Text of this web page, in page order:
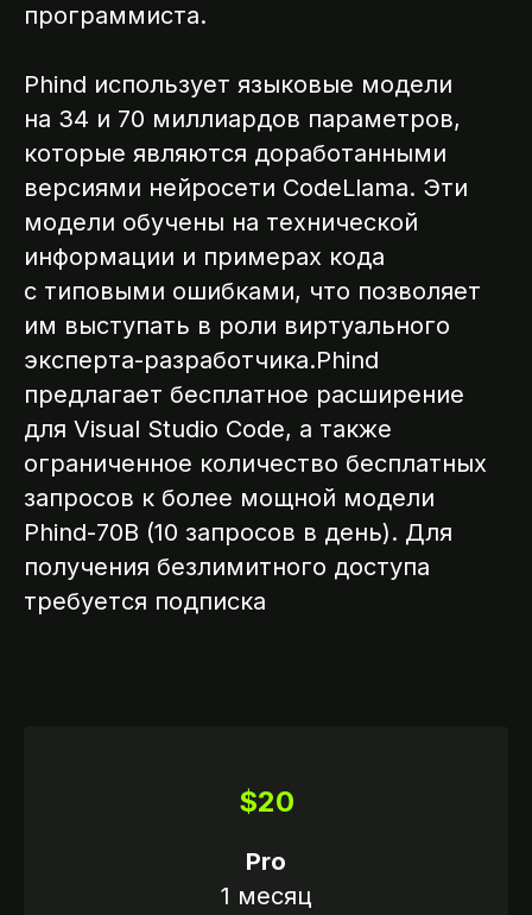
программиста.
Phind использует языковые модели
на 34 и 70 миллиардов параметров,
которые являются доработанными
версиями нейросети CodeLlama. Эти
модели обучены на технической
информации и примерах кода
с типовыми ошибками, что позволяет
им выступать в роли виртуального
эксперта-разработчика.Phind
предлагает бесплатное расширение
для Visual Studio Code, а также
ограниченное количество бесплатных
запросов к более мощной модели
Phind-70B (10 запросов в день). Для
получения безлимитного доступа
требуется подписка
$20
Pro
1 месяц